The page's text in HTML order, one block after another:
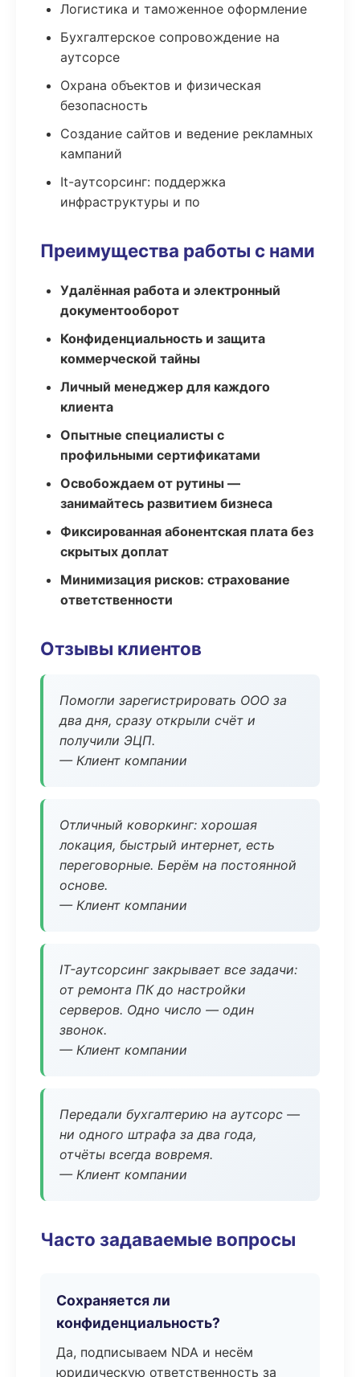
Логистика и таможенное оформление
Бухгалтерское сопровождение на
аутсорсе
Охрана объектов и физическая
безопасность
Создание сайтов и ведение рекламных
кампаний
It-аутсорсинг: поддержка
инфраструктуры и по
Преимущества работы с нами
Удалённая работа и электронный
документооборот
Конфиденциальность и защита
коммерческой тайны
Личный менеджер для каждого
клиента
Опытные специалисты с
профильными сертификатами
Освобождаем от рутины —
занимайтесь развитием бизнеса
Фиксированная абонентская плата без
скрытых доплат
Минимизация рисков: страхование
ответственности
Отзывы клиентов
Помогли зарегистрировать ООО за
два дня, сразу открыли счёт и
получили ЭЦП.
— Клиент компании
Отличный коворкинг: хорошая
локация, быстрый интернет, есть
переговорные. Берём на постоянной
основе.
— Клиент компании
IT-аутсорсинг закрывает все задачи:
от ремонта ПК до настройки
серверов. Одно число — один
звонок.
— Клиент компании
Передали бухгалтерию на аутсорс —
ни одного штрафа за два года,
отчёты всегда вовремя.
— Клиент компании
Часто задаваемые вопросы
Сохраняется ли
конфиденциальность?
Да, подписываем NDA и несём
юридическую ответственность за